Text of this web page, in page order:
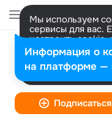
Мы используем
сервисы для вас.
настроить
представитель.
Разрешить все
Кола -
Город,
Подписаться
Информация о
на платформе —